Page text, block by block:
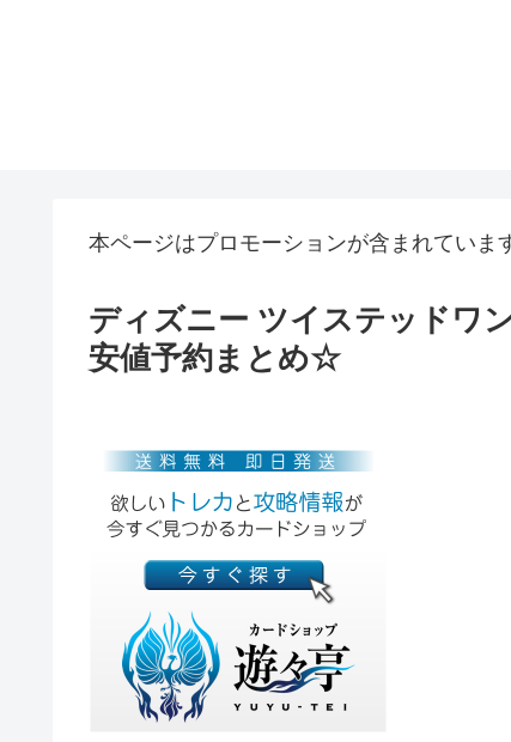
本ページはプロモーションが含まれていま
ディズニー ツイステッド
安値予約まとめ☆